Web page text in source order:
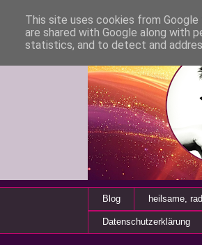
Blog heilsame,
Datenschutzerklärung
This site uses cookies from
are shared with Google along with
statistics, and to detect and